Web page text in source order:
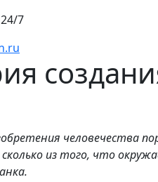
7
человечества
сколько из того, что